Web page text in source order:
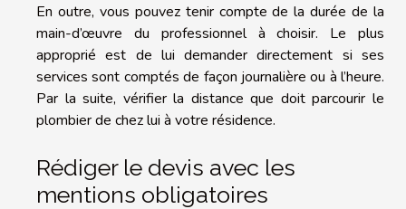
En outre, vous pouvez tenir compte de la durée de la
main-d’œuvre du professionnel à choisir. Le plus
approprié est de lui demander directement si ses
services sont comptés de façon journalière ou à l’heure.
Par la suite, vérifier la distance que doit parcourir le
plombier de chez lui à votre résidence.
Rédiger le devis avec les
mentions obligatoires